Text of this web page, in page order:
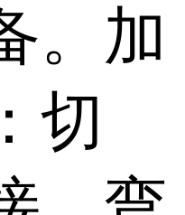
。加
切